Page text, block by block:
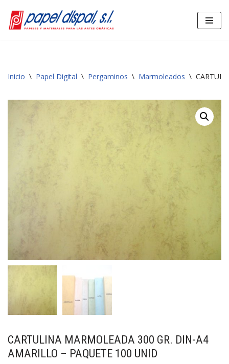
Saltar
Inicio \ Papel Digital \ Pergaminos \ Marmoleados \
CARTULINA MARMOLEADA 300 GR. DIN-A4
AMARILLO – PAQUETE 100 UNID